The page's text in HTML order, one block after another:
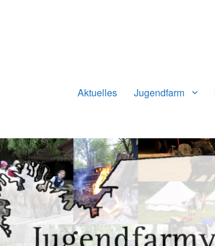
Aktuelles Jugendfarm